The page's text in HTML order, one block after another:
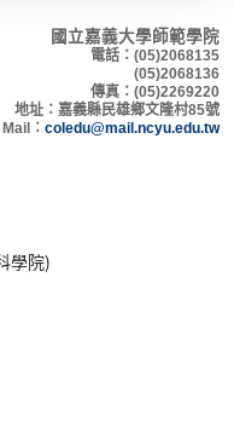
國立嘉義大學師範學院
電話：(05)2068135
(05)2068136
傳真：(05)2269220
地址：嘉義縣民雄鄉文隆村85號
Mail： coledu@mail.ncyu.edu.tw
學院)